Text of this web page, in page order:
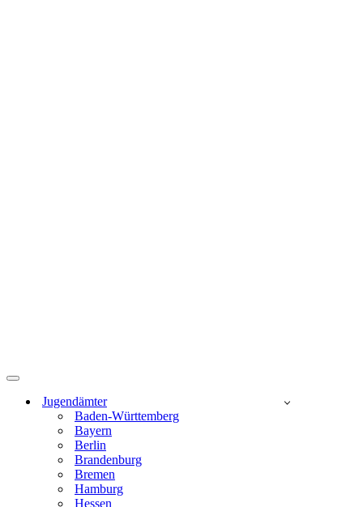
Navigationsmenü
Jugendämter
Baden-Württemberg
Bayern
Berlin
Brandenburg
Bremen
Hamburg
Hessen